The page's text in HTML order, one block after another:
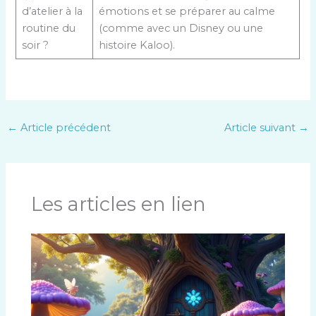
d’atelier à la
routine du
soir ?
émotions et se préparer au calme
(comme avec un Disney ou une
histoire Kaloo).
← Article précédent Article suivant →
Les articles en lien